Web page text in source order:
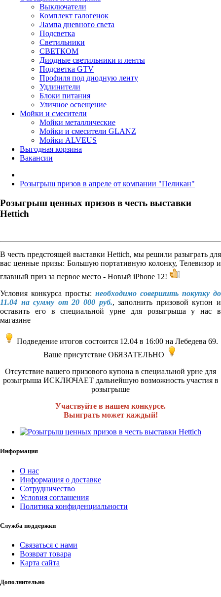
Выключатели
Комплект галогенок
Лампа дневного света
Подсветка
Светильники
СВЕТКОМ
Диодные светильники и ленты
Подсветка GTV
Профиля под диодную ленту
Удлинители
Блоки питания
Уличное освещение
Мойки и смесители
Мойки металлические
Мойки и смесители GLANZ
Мойки ALVEUS
Выгодная корзина
Вакансии
Розыгрыш призов в апреле от компании "Пеликан"
Розыгрыш ценных призов в честь выставки
Hettich
В честь предстоящей выставки Hettich, мы решили разыграть для
вас ценные призы: Большую портативную колонку, Телевизор и
главный приз за первое место - Новый iPhone 12!
Условия конкурса просты: необходимо совершить покупку до
11.04 на сумму от 20 000 руб., заполнить призовой купон и
оставить его в специальной урне для розыгрыша у нас в
магазине
Подведение итогов состоится 12.04 в 16:00 на Лебедева 69.
Ваше присутствие ОБЯЗАТЕЛЬНО
Отсутствие вашего призового купона в специальной урне для
розыгрыша ИСКЛЮЧАЕТ дальнейшую возможность участия в
розыгрыше
Участвуйте в нашем конкурсе.
Выиграть может каждый!
Информация
О нас
Информация о доставке
Сотрудничество
Условия соглашения
Политика конфиденциальности
Служба поддержки
Связаться с нами
Возврат товара
Карта сайта
Дополнительно